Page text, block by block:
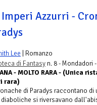
Azzurri -
Lee | Romanzo
di Fantasy n. 8 - Mondadori -
- MOLTO RARA - (Unica
rara)
di Paradys raccontano
si riversavano